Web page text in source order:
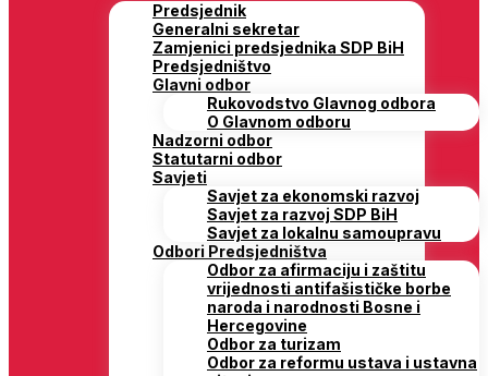
Predsjednik
Generalni sekretar
Zamjenici predsjednika SDP BiH
Predsjedništvo
Glavni odbor
Rukovodstvo Glavnog odbora
O Glavnom odboru
Nadzorni odbor
Statutarni odbor
Savjeti
Savjet za ekonomski razvoj
Savjet za razvoj SDP BiH
Savjet za lokalnu samoupravu
Odbori Predsjedništva
Odbor za afirmaciju i zaštitu
vrijednosti antifašističke borbe
naroda i narodnosti Bosne i
Hercegovine
Odbor za turizam
Odbor za reformu ustava i ustavna